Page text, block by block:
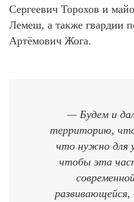
Сергеевич Торохов и
Лемеш, а также гвардии
Артёмович Жога.
— Будем и
территорию,
что нужно для
чтобы эта
развивающейся,